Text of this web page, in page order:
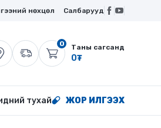
нөхцөл Салбарууд
0 Таны сагсанд
0₮
тухай ЖОР ИЛГЭЭХ